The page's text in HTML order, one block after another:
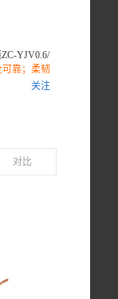
YJV0.6/
可靠；柔韧
康选择；
关注
对比